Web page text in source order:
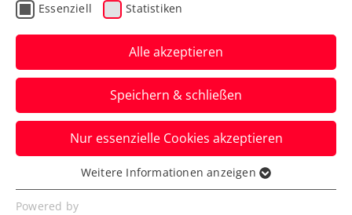
Davis Cup: Österreich
gegen Finnland in
stärkstmöglicher
Besetzung
Jurij Rodionov, Lukas Neumayer, Filip
Misolic, Lucas Miedler und Alexander
Erler bilden das ÖTV-Team.
Essenziell Statistiken
Alle akzeptieren
Speichern & schließen
Nur essenzielle Cookies akzeptieren
Essenziell
Essenzielle Cookies werden für grundlegende
Weitere Informationen anzeigen
Powered by